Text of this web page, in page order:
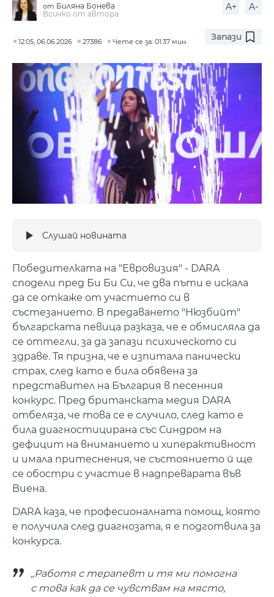
от Биляна Бонева
Всичко от автора
A+ A-
12:05, 06.06.2026 27386 Чете се за: 01:37 мин. Запази
Слушай новината
Победителката на "Евровизия" - DARA
сподели пред Би Би Си, че два пъти е искала
да се откаже от участието си в
състезанието. В предаването "Нюзбийт"
българската певица разказа, че е обмисляла да
се оттегли, за да запази психическото си
здраве. Тя призна, че е изпитала панически
страх, след като е била обявена за
представител на България в песенния
конкурс. Пред британската медия DARA
отбеляза, че това се е случило, след като е
била диагностицирана със Синдром на
дефицит на вниманието и хиперактивност
и имала притеснения, че състоянието й ще
се обостри с участие в надпреварата във
Виена.
DARA каза, че професионалната помощ, която
е получила след диагнозата, я е подготвила за
конкурса.
„Работя с терапевт и тя ми помогна
с това как да се чувствам на място,